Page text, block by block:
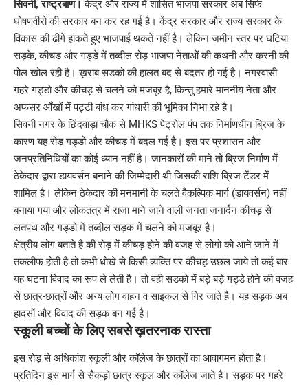
सिवनी, राष्ट्रबाण।केंद्र और राज्य में शासितभाजपासरकार अब सिर्फ
घोषणवीरो की सरकार बन कर रह गई है। केंद्र सरकार और राज्य सरकार के
विकास की ढींगे हांकते हुए भाजपाई थकते नहीं है। लेकिन जमीन स्तर पर घटिया
सड़के, कीचड़ और गड्डे में तब्दील रोड़ भाजपा नेताओं की कथनी और करनी की
पोल खोल रही है। ख़राब सडको की हालत बद से बदतर हो गई है। नगरवासी
गहरे गड्डो और कीचड़ से चलने को मजबूर है, किन्तु हमारे माननीय नेता और
अफसर आँखों में पट्टी बांध कर गांधारी की भूमिका निभा रहे है।
सिवनी नगर के छिंदवाड़ा चौक से MHKS पेट्रोल पंप तक निर्माणधीन ब्रिज के
कारण यह रोड़ गड्डो और कीचड़ में बदल गई है। इस पर प्रशासन और
जनप्रतिनिधियों का कोई ध्यान नहीं है। जानकारों की माने तो ब्रिज निर्माण में
ठेकेदार द्वारा डायवर्सन बनाने की जिम्मेदारी थी जिसकी राशि ब्रिज टेंडर में
शामिल है। लेकिन ठेकेदार की मनमानी के चलते वैकल्पिक मार्ग (डायवर्सन) नहीं
बनाया गया और लोकतंत्र में राजा माने जाने वाली जनता जनार्दन कीचड़ से
लतपथ और गड्डो में तब्दील सड़क में चलने को मजबूर है।
क्षेत्रीय लोग बताते है की रोड़ में कीचड़ होने की वजह से लोगो को आने जाने में
तकलीफ होती है तो कभी धोखे से किसी व्यक्ति पर कीचड़ उछल जाये तो कई बार
यह घटना विवाद का रूप ले लेती है। तो वही सडको में बड़े बड़े गड्डे होने की वजह
से छात्र-छात्रों और अन्य लोग वाहन व साइकल से गिर जाते है। यह सड़क अब
हादसों और विवाद की सड़क बन गई है।
स्कूली बच्चों के लिए सबसे ख़तरनाक रास्ता
इस रोड़ से अधिकांश स्कूली और कॉलेज के छात्रों का आवागमन होता है।
प्रतिदिन इस मार्ग से सैकड़ो छात्र स्कूल और कॉलेज जाते है। सड़क पर गहरे